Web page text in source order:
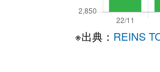
※出典： REINS